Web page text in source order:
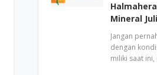
Mineral
Jangan
dengan
miliki saat